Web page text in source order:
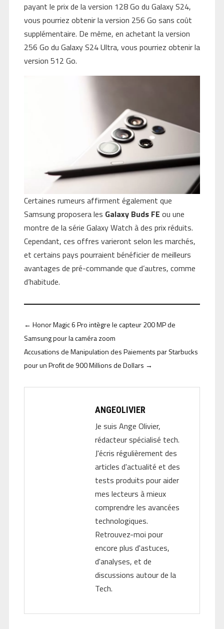
payant le prix de la version 128 Go du Galaxy S24,
vous pourriez obtenir la version 256 Go sans coût
supplémentaire. De même, en achetant la version
256 Go du Galaxy S24 Ultra, vous pourriez obtenir la
version 512 Go.
Certaines rumeurs affirment également que
Samsung proposera les Galaxy Buds FE ou une
montre de la série Galaxy Watch à des prix réduits.
Cependant, ces offres varieront selon les marchés,
et certains pays pourraient bénéficier de meilleurs
avantages de pré-commande que d’autres, comme
d’habitude.
← Honor Magic 6 Pro intègre le capteur 200 MP de
Samsung pour la caméra zoom
Accusations de Manipulation des Paiements par Starbucks
pour un Profit de 900 Millions de Dollars →
ANGEOLIVIER
Je suis Ange Olivier,
rédacteur spécialisé tech.
J'écris régulièrement des
articles d'actualité et des
tests produits pour aider
mes lecteurs à mieux
comprendre les avancées
technologiques.
Retrouvez-moi pour
encore plus d'astuces,
d'analyses, et de
discussions autour de la
Tech.